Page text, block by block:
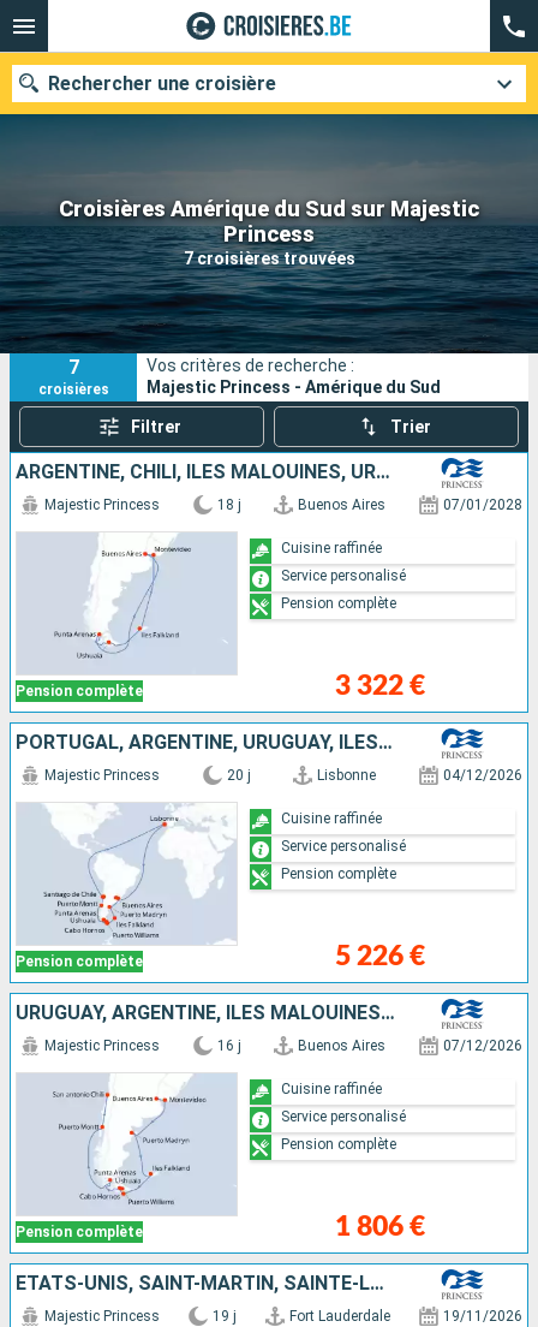
Croisières Amérique du Sud sur Majestic
Princess
7 croisières trouvées
Rechercher une croisière
Nos destinations
Mois de départ
Ports Compagnies
Rechercher
7
croisières
Vos critères de recherche :
Majestic Princess - Amérique du Sud
Filtrer Trier
ARGENTINE, CHILI, ÎLES MALOUINES, URUGUAY
Pension complète
Majestic Princess 18 j Buenos Aires 07/01/2028
3 322 €
Cuisine raffinée
Service personalisé
Pension complète
PORTUGAL, ARGENTINE, URUGUAY, ÎLES MALOUINES, CHILI
Pension complète
Majestic Princess 20 j Lisbonne 04/12/2026
5 226 €
Cuisine raffinée
Service personalisé
Pension complète
URUGUAY, ARGENTINE, ÎLES MALOUINES, CHILI
Pension complète
Majestic Princess 16 j Buenos Aires 07/12/2026
1 806 €
Cuisine raffinée
Service personalisé
Pension complète
ÉTATS-UNIS, SAINT-MARTIN, SAINTE-LUCIE, BARBADE, BRÉSIL, URUGUAY, ARGENTINE
Majestic Princess 19 j Fort Lauderdale 19/11/2026